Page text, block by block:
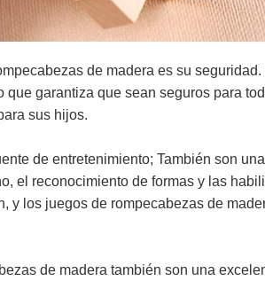
de madera es su
garantiza que sean seguros para
sus hijos.
de entretenimiento; También son
el reconocimiento de formas y las
y los juegos de rompecabezas de
de madera también son una